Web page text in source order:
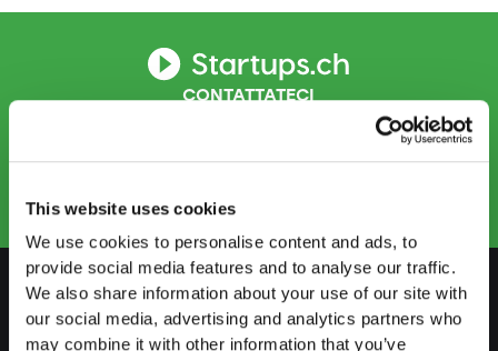
This website uses cookies
We use cookies to personalise content and ads, to
provide social media features and to analyse our traffic.
We also share information about your use of our site with
our social media, advertising and analytics partners who
may combine it with other information that you’ve
CONTATTATECI
PREPARARSI